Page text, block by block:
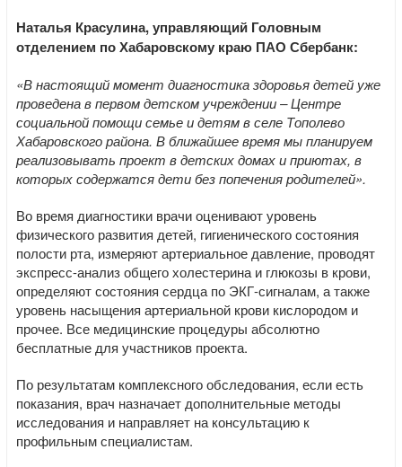
Наталья Красулина, управляющий Головным
отделением по Хабаровскому краю ПАО Сбербанк:
«В настоящий момент диагностика здоровья детей уже
проведена в первом детском учреждении – Центре
социальной помощи семье и детям в селе Тополево
Хабаровского района. В ближайшее время мы планируем
реализовывать проект в детских домах и приютах, в
которых содержатся дети без попечения родителей».
Во время диагностики врачи оценивают уровень
физического развития детей, гигиенического состояния
полости рта, измеряют артериальное давление, проводят
экспресс-анализ общего холестерина и глюкозы в крови,
определяют состояния сердца по ЭКГ-сигналам, а также
уровень насыщения артериальной крови кислородом и
прочее. Все медицинские процедуры абсолютно
бесплатные для участников проекта.
По результатам комплексного обследования, если есть
показания, врач назначает дополнительные методы
исследования и направляет на консультацию к
профильным специалистам.